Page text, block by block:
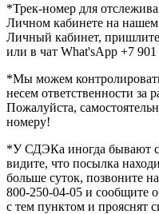
*Трек-номер для
Личном кабинете на
Личный кабинет, пришлите
или в чат What'sApp +7
*Мы можем
несем ответственности за
Пожалуйста,
номеру!
*У СДЭКа иногда бывают
видите, что посылка
больше суток, позвоните
800-250-04-05 и сообщите
с тем пунктом и прояснят